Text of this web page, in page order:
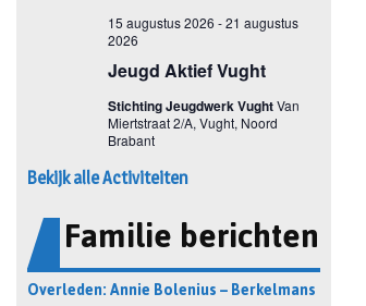
Bekijk alle Activiteiten
Familie berichten
Overleden: Annie Bolenius – Berkelmans